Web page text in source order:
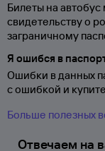
Билеты на
свидетельству о
заграничному
Я ошибся в
Ошибки в данных
с ошибкой и
Больше полезных
Отвечаем на